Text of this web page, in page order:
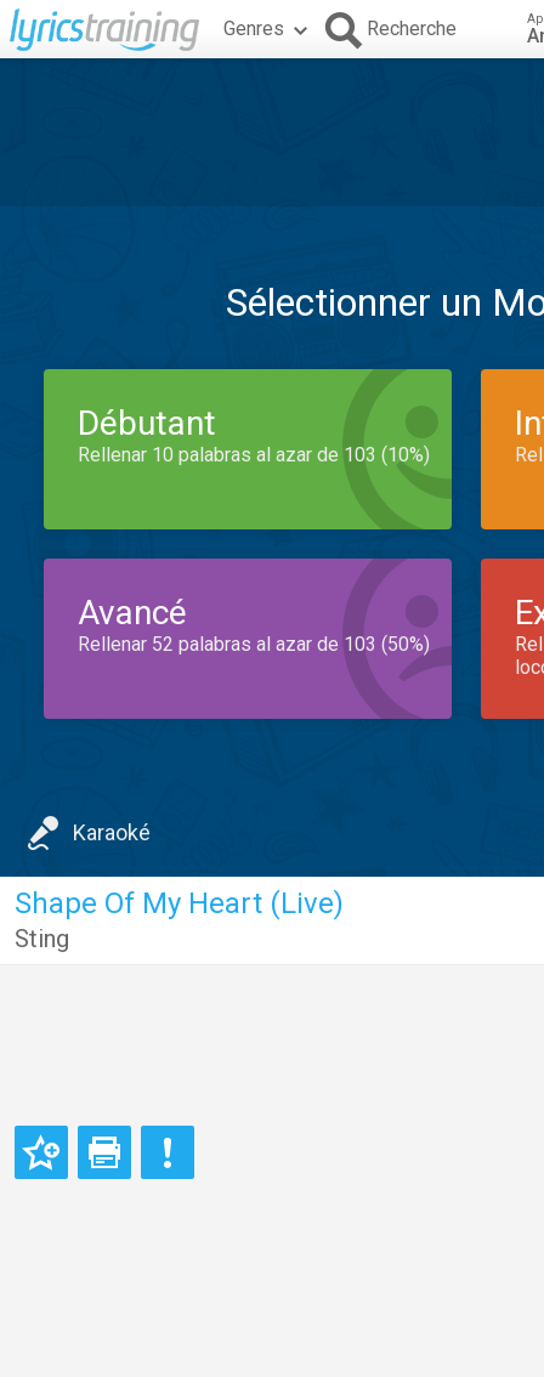
Genres Recherche
Sélectionner un
Débutant
Rellenar 10 palabras al azar de 103 (10%)
Avancé
Rellenar 52 palabras al azar de 103 (50%)
Karaoké
Shape Of My Heart (Live)
Sting